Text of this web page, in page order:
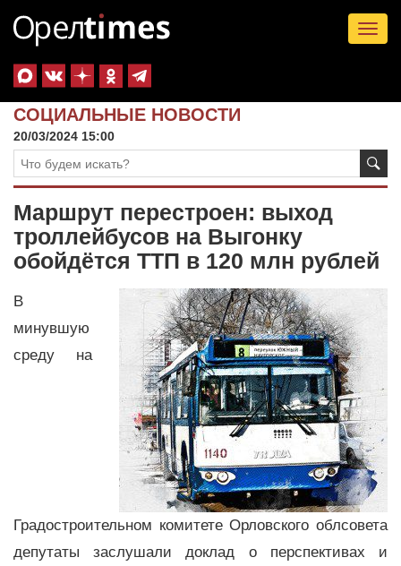
СОЦИАЛЬНЫЕ НОВОСТИ
20/03/2024 15:00
Маршрут перестроен: выход
троллейбусов на Выгонку
обойдётся ТТП в 120 млн рублей
В
минувшую
среду на
Градостроительном комитете Орловского облсовета
депутаты заслушали доклад о перспективах и